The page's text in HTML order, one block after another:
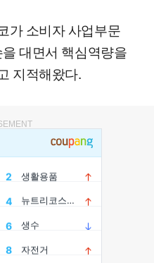
가 소비자 사업부문
대면서 핵심역량을
지적해왔다.